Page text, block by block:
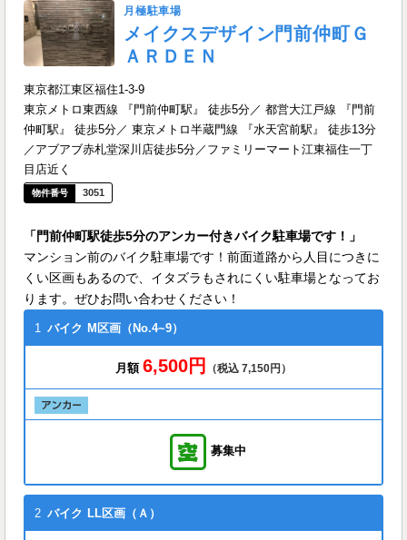
月極駐車場
メイクスデザイン門前仲町Ｇ
ＡＲＤＥＮ
東京都江東区福住1-3-9
東京メトロ東西線 『門前仲町駅』 徒歩5分／ 都営大江戸線 『門前
仲町駅』 徒歩5分／ 東京メトロ半蔵門線 『水天宮前駅』 徒歩13分
／アブアブ赤札堂深川店徒歩5分／ファミリーマート江東福住一丁
目店近く
3051
「門前仲町駅徒歩5分のアンカー付きバイク駐車場です！」
マンション前のバイク駐車場です！前面道路から人目につきに
くい区画もあるので、イタズラもされにくい駐車場となってお
ります。ぜひお問い合わせください！
1 バイク M区画（No.4~9）
月額 6,500円 （税込 7,150円）
募集中
2 バイク LL区画（Ａ）